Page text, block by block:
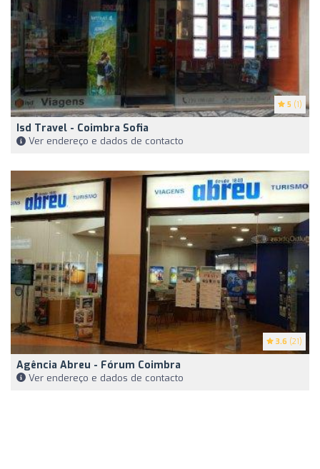
5 (1)
Isd Travel - Coimbra Sofia
Ver endereço e dados de contacto
3.6 (21)
Agência Abreu - Fórum Coimbra
Ver endereço e dados de contacto